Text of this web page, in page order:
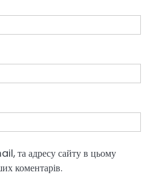
та адресу сайту в цьому
коментарів.